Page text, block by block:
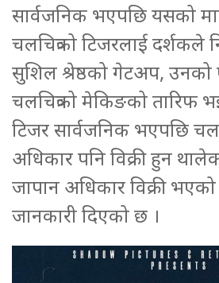
सार्वजनिक भएपछि यसको
चलचित्रको टिजरलाई
सुशिल श्रेष्ठको गेटअप, उनको
चलचित्रको मेकिङको तारिफ
टिजर सार्वजनिक भएपछि
अधिकार पनि विक्री हुन
जापान अधिकार विक्री भएको
जानकारी दिएको छ ।